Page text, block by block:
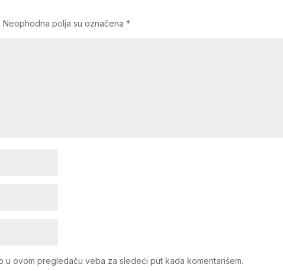
Neophodna polja su označena*
u ovom pregledaču veba za sledeći put kada komentarišem.